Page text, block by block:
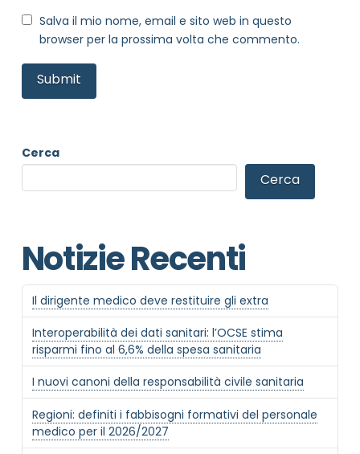
Salva il mio nome, email e sito web in questo
browser per la prossima volta che commento.
Cerca
Cerca
Notizie Recenti
Il dirigente medico deve restituire gli extra
Interoperabilità dei dati sanitari: l’OCSE stima
risparmi fino al 6,6% della spesa sanitaria
I nuovi canoni della responsabilità civile sanitaria
Regioni: definiti i fabbisogni formativi del personale
medico per il 2026/2027